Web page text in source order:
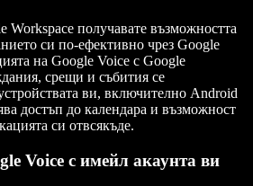
Workspace получавате възможността
си по-ефективно чрез Google
на Google Voice с Google
срещи и събития се
ви, включително Android
достъп до календара и възможност
си отвсякъде.
Voice с имейл акаунта ви